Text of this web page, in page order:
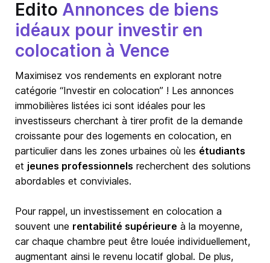
Edito Annonces de biens
idéaux pour investir en
colocation à Vence
Maximisez vos rendements en explorant notre
catégorie “Investir en colocation” ! Les annonces
immobilières listées ici sont idéales pour les
investisseurs cherchant à tirer profit de la demande
croissante pour des logements en colocation, en
particulier dans les zones urbaines où les étudiants
et jeunes professionnels recherchent des solutions
abordables et conviviales.
Pour rappel, un investissement en colocation a
souvent une rentabilité supérieure à la moyenne,
car chaque chambre peut être louée individuellement,
augmentant ainsi le revenu locatif global. De plus,